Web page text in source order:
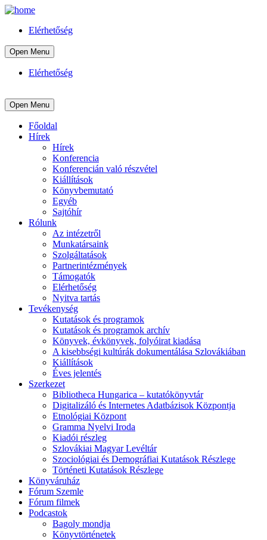
Elérhetőség
Open Menu
Elérhetőség
Open Menu
Főoldal
Hírek
Hírek
Konferencia
Konferencián való részvétel
Kiállítások
Könyvbemutató
Egyéb
Sajtóhír
Rólunk
Az intézetről
Munkatársaink
Szolgáltatások
Partnerintézmények
Támogatók
Elérhetőség
Nyitva tartás
Tevékenység
Kutatások és programok
Kutatások és programok archív
Könyvek, évkönyvek, folyóirat kiadása
A kisebbségi kultúrák dokumentálása Szlovákiában
Kiállítások
Éves jelentés
Szerkezet
Bibliotheca Hungarica – kutatókönyvtár
Digitalizáló és Internetes Adatbázisok Központja
Etnológiai Központ
Gramma Nyelvi Iroda
Kiadói részleg
Szlovákiai Magyar Levéltár
Szociológiai és Demográfiai Kutatások Részlege
Történeti Kutatások Részlege
Könyváruház
Fórum Szemle
Fórum filmek
Podcastok
Bagoly mondja
Könyvtörténetek